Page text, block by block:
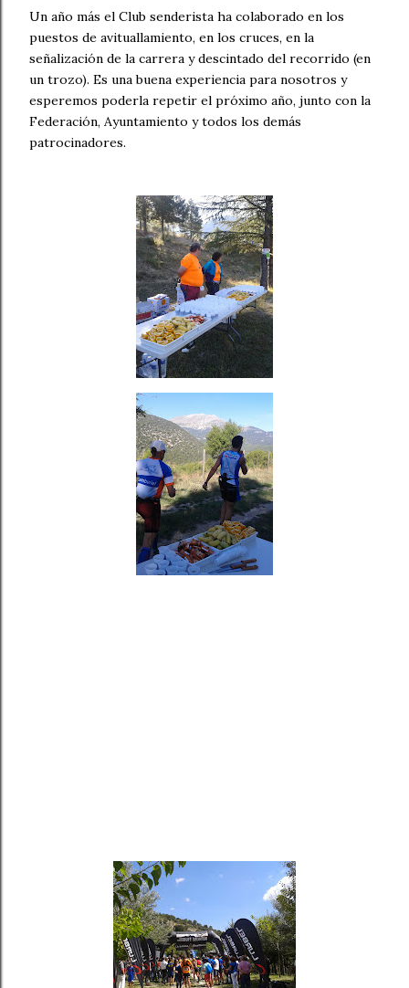
Un año más el Club senderista ha colaborado en los
puestos de avituallamiento, en los cruces, en la
señalización de la carrera y descintado del recorrido (en
un trozo). Es una buena experiencia para nosotros y
esperemos poderla repetir el próximo año, junto con la
Federación, Ayuntamiento y todos los demás
patrocinadores.